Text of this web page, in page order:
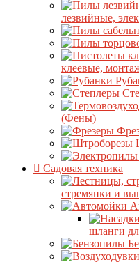
лезвийные,
клеевые,
(Фены)
Садовая техника
стремянки и
шланги